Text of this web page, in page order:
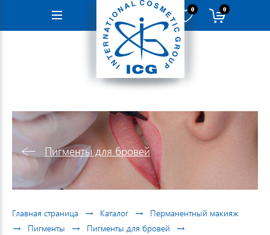
Навигация
0 0
Пигменты для бровей
Главная страница → Каталог → Перманентный макияж
→ Пигменты → Пигменты для бровей →